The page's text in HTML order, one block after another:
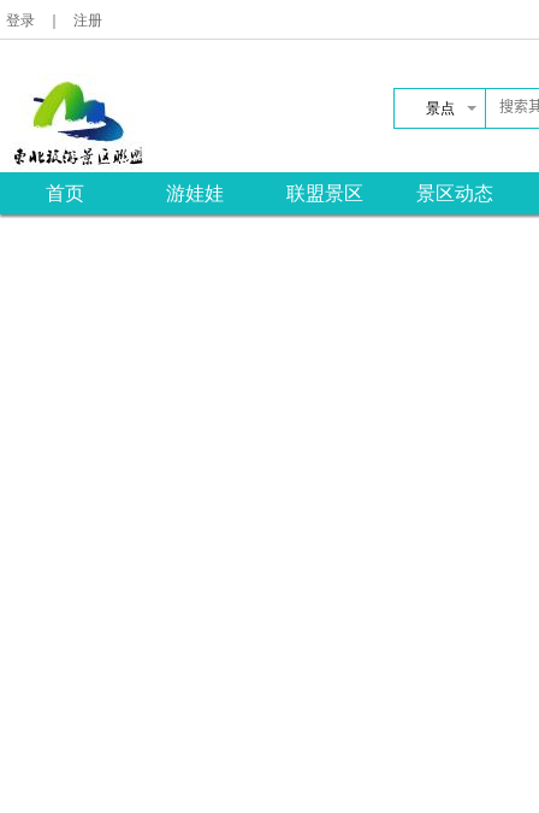
登录 注册
景点
首页 游娃娃 联盟景区 景区动态